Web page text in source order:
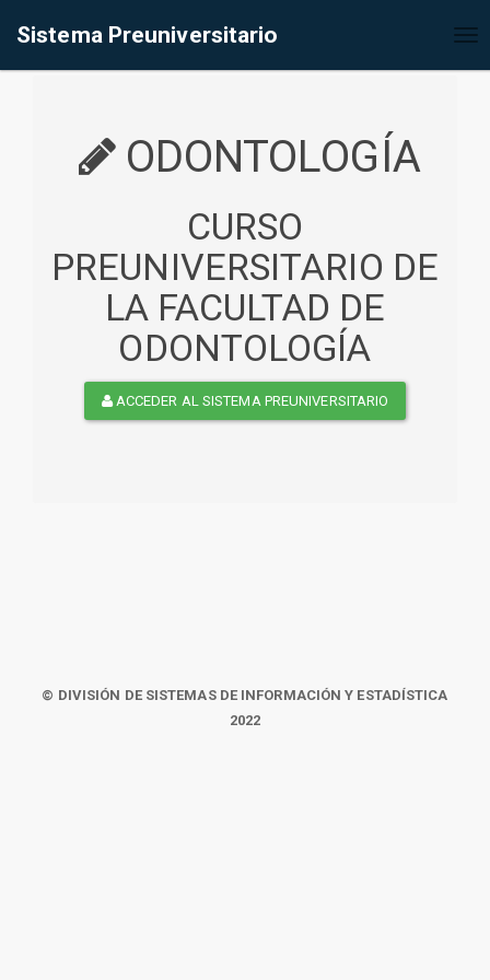
Sistema Preuniversitario
ODONTOLOGÍA
CURSO
PREUNIVERSITARIO DE
LA FACULTAD DE
ODONTOLOGÍA
ACCEDER AL SISTEMA PREUNIVERSITARIO
© DIVISIÓN DE SISTEMAS DE INFORMACIÓN Y ESTADÍSTICA
2022